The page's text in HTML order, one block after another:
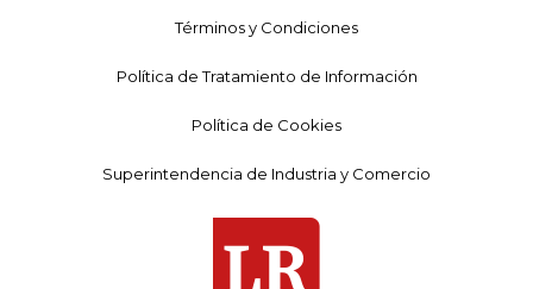
Términos y Condiciones
Política de Tratamiento de Información
Política de Cookies
Superintendencia de Industria y Comercio